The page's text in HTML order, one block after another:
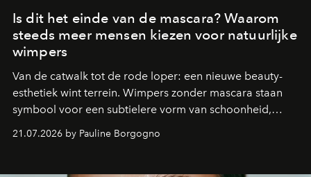
Is dit het einde van de mascara? Waarom
steeds meer mensen kiezen voor natuurlijke
wimpers
Van de catwalk tot de rode loper: een nieuwe beauty-
esthetiek wint terrein. Wimpers zonder mascara staan
symbool voor een subtielere vorm van schoonheid,
waarin zelfvertrouwen belangrijker is dan een overvloed
aan make-up.
21.07.2026 by Pauline Borgogno